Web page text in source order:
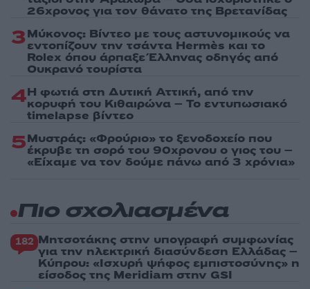
26χρονος για τον θάνατο της Βρετανίδας
3Μύκονος: Βίντεο με τους αστυνομικούς να
εντοπίζουν την τσάντα Hermès και το
Rolex όπου άρπαξε Έλληνας οδηγός από
Ουκρανό τουρίστα
4Η φωτιά στη Δυτική Αττική, από την
κορυφή του Κιθαιρώνα – Το εντυπωσιακό
timelapse βίντεο
5Μυστράς: «Φρούριο» το ξενοδοχείο που
έκρυβε τη σορό του 90χρονου ο γιος του –
«Είχαμε να τον δούμε πάνω από 3 χρόνια»
Πιο σχολιασμένα
182 Μητσοτάκης στην υπογραφή συμφωνίας
για την ηλεκτρική διασύνδεση Ελλάδας –
Κύπρου: «Ισχυρή ψήφος εμπιστοσύνης» η
είσοδος της Meridiam στην GSI